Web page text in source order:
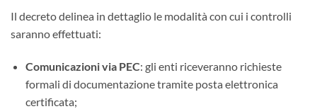
Il decreto delinea in dettaglio le modalità con cui i controlli
saranno effettuati:
Comunicazioni via PEC: gli enti riceveranno richieste
formali di documentazione tramite posta elettronica
certificata;